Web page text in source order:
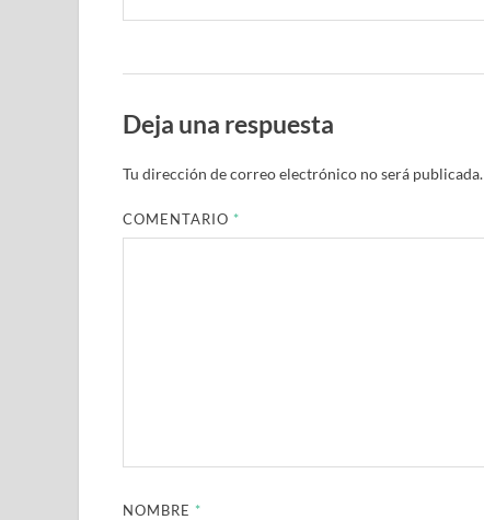
Deja una respuesta
Tu dirección de correo electrónico no será publicada.
COMENTARIO *
NOMBRE *